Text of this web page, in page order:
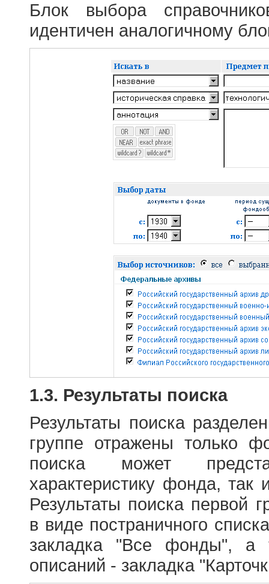
Блок выбора
идентичен аналогичному
1.3. Результаты поиска
Результаты поиска
группе отражены только
поиска может
характеристику фонда,
Результаты поиска первой
в виде постраничного
закладка "Все фонды", а
описаний - закладка